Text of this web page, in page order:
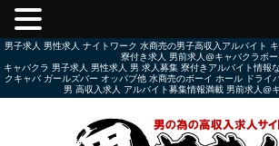
男子求人 男性求人 ナイトワーク 水商売の男子高収入アルバイト
寮付き求人 男前求人@キャバクラボー
キャバクラ 男子求人 男性求人 男 求人募集 寮付きアルバイト情報
クキャバ ガールズバー オッパブ他 水商売のボーイ ホール ドライ
男 高収入求人 アルバイト募集情報満載 男前求人@